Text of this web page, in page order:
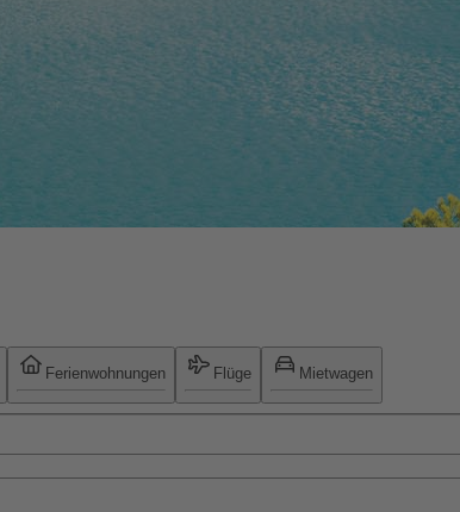
Ferienwohnungen Flüge Mietwagen